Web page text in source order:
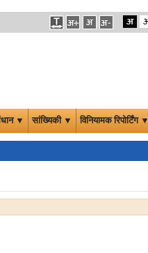
▼ सांख्यिकी ▼ विनियामक रिपोर्टिंग ▼